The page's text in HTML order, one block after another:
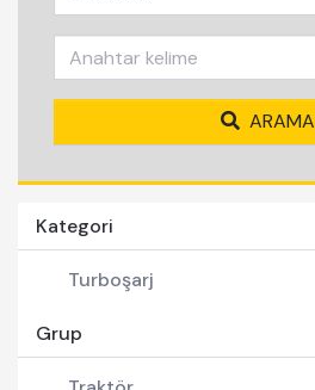
ARAMA
Kategori
Turboşarj
Grup